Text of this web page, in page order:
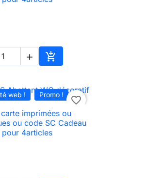
 
Ajouter au panier
web ! Promo ! favorite_border
Aperçu rapide
imprimées ou
ou code SC Cadeau
pour 4articles